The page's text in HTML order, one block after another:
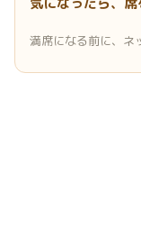
満席になる前に、ネ